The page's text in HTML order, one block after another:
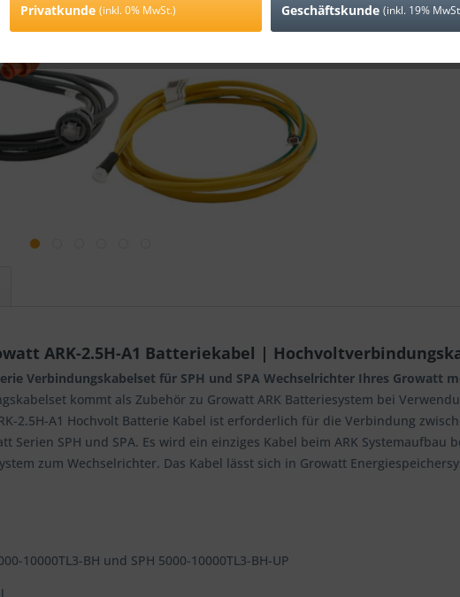
Artikel-Nr.:
ARK-2.5H-A1 Batteriekabel |
Verbindungskabelset für SPH und SPA Wechselrichter Ihres Growatt
kommt als Zubehör zu Growatt ARK Batteriesystem bei
2.5H-A1 Hochvolt Batterie Kabel ist erforderlich für die Verbindung
Serien SPH und SPA. Es wird ein einziges Kabel beim ARK
zum Wechselrichter. Das Kabel lässt sich in Growatt
10000TL3-BH und SPH 5000-10000TL3-BH-UP
Privatkunde (inkl. 0% MwSt.) Geschäftskunde (inkl. 19%